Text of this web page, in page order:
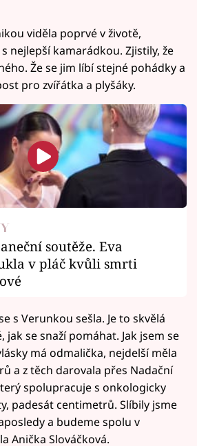
viděla poprvé v životě,
nejlepší kamarádkou. Zjistily, že
Že se jim líbí stejné pohádky a
pro zvířátka a plyšáky.
soutěže. Eva
v pláč kvůli smrti
s Verunkou sešla. Je to skvělá
jak se snaží pomáhat. Jak jsem se
má odmalička, nejdelší měla
a z těch darovala přes Nadační
spolupracuje s onkologicky
padesát centimetrů. Slíbily jsme
a budeme spolu v
Anička Slováčková.